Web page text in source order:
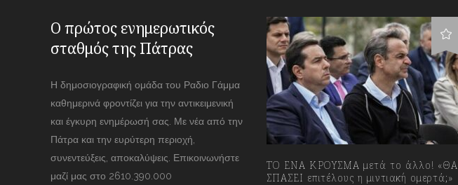
Ο πρώτος ενημερωτικός
σταθμός της Πάτρας
Η δημοσιογραφική ομάδα του Ραδιο Γάμμα
καθημερινά φροντίζει για την αντικειμενική
και έγκυρη ενημέρωσή σας. Με νέα από την
Πάτρα και την ευρύτερη περιοχή,
συνεντεύξεις, αποκαλύψεις. Επικοινωνήστε
μαζί μας στο 2610.390.000
ΤΟ ΕΝΑ ΚΡΟΥΣΜΑ μετά το άλλο! «ΘΑ
ΣΠΑΣΕΙ επιτέλους η μιντιακή ομερτά;»